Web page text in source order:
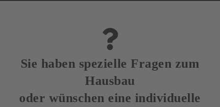
Sie haben spezielle Fragen zum
Hausbau
oder wünschen eine individuelle